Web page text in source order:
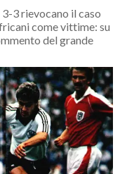
3 rievocano il caso
come vittime: su
del grande